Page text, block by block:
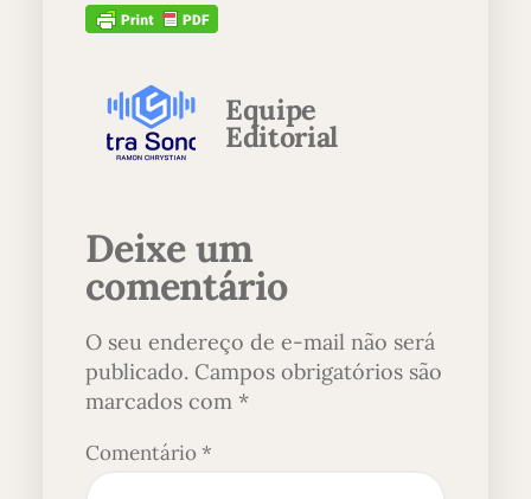
Equipe
Editorial
Deixe um
comentário
O seu endereço de e-mail não será
publicado. Campos obrigatórios são
marcados com *
Comentário*